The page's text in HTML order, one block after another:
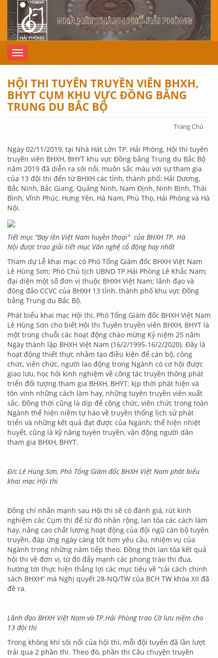
Nhảy đến nội dung
Toggle
navigation
HỘI THI TUYÊN TRUYỀN VIÊN BHXH,
BHYT CỤM KHU VỰC ĐỒNG BẰNG
TRUNG DU BẮC BỘ
Bạn
đang ở
đây
Trang Chủ
Ngày 02/11/2019, tại Nhà Hát Lớn TP. Hải Phòng, Hội thi tuyên
truyền viên BHXH, BHYT khu vực Đồng bằng Trung du Bắc Bộ
năm 2019 đã diễn ra sôi nổi, muôn sắc màu với sự tham gia
của 13 đội thi đến từ BHXH các tỉnh, thành phố: Hải Dương,
Bắc Ninh, Bắc Giang, Quảng Ninh, Nam Định, Ninh Bình, Thái
Bình, Vĩnh Phúc, Hưng Yên, Hà Nam, Phú Thọ, Hải Phòng và Hà
Nội.
Tiết mục "Bay lên Việt Nam huyền thoại" của BHXH TP. Hà
Nội được trao giải tiết mục Văn nghệ cổ động hay nhất
Tham dự Lễ khai mạc có Phó Tổng Giám đốc BHXH Việt Nam
Lê Hùng Sơn; Phó Chủ tịch UBND TP.Hải Phòng Lê Khắc Nam;
đại diện một số đơn vị thuộc BHXH Việt Nam; lãnh đạo và
đông đảo CCVC của BHXH 13 tỉnh, thành phố khu vực Đồng
bằng Trung du Bắc Bộ.
Phát biểu khai mạc Hội thi, Phó Tổng Giám đốc BHXH Việt Nam
Lê Hùng Sơn cho biết Hội thi Tuyên truyền viên BHXH, BHYT là
một trong chuỗi các hoạt động chào mừng Kỷ niệm 25 năm
Ngày thành lập BHXH Việt Nam (16/2/1995-16/2/2020). Đây là
hoạt động thiết thực nhằm tạo điều kiện để cán bộ, công
chức, viên chức, người lao động trong Ngành có cơ hội được
giao lưu, học hỏi kinh nghiệm về công tác truyền thông phát
triển đối tượng tham gia BHXH, BHYT; kịp thời phát hiện và
tôn vinh những cách làm hay, những tuyên truyền viên xuất
sắc. Đồng thời cũng là dịp để công chức, viên chức trong toàn
Ngành thể hiện niềm tự hào về truyền thống lịch sử phát
triển và những kết quả đạt được của Ngành; thể hiện nhiệt
huyết, cũng là kỹ năng tuyên truyền, vận động người dân
tham gia BHXH, BHYT.
Đ/c Lê Hùng Sơn, Phó Tổng Giám đốc BHXH Việt Nam phát biểu
khai mạc Hội thi
Đồng chí nhấn mạnh sau Hội thi sẽ có đánh giá, rút kinh
nghiệm các Cụm thi để từ đó nhân rộng, lan tỏa các cách làm
hay, nâng cao chất lượng hoạt động của đội ngũ cán bộ tuyên
truyền, đáp ứng ngày càng tốt hơn yêu cầu, nhiệm vụ của
Ngành trong những năm tiếp theo. Đồng thời lan tỏa kết quả
hội thi về đơn vị, từ đó đẩy mạnh các phong trào thi đua,
hướng tới thực hiện thắng lợi các mục tiêu về “cải cách chính
sách BHXH” mà Nghị quyết 28-NQ/TW của BCH TW khóa XII đã
đề ra.
Lãnh đạo BHXH Việt Nam và TP.Hải Phòng trao Cờ lưu niệm cho
13 đội thi
Trong không khí sôi nổi của hội thi, mỗi đội tuyển đã lần lượt
trải qua 2 phần thi. Theo đó, phần thi Câu chuyện truyền